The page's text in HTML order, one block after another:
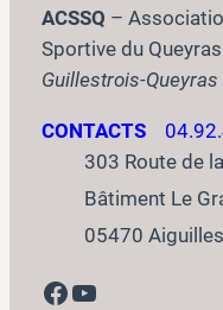
ACSSQ –
Sportive du
Guillestrois-Queyras
CONTACTS
303 Route de
Bâtiment Le
05470 Aiguilles
Facebook YouTube